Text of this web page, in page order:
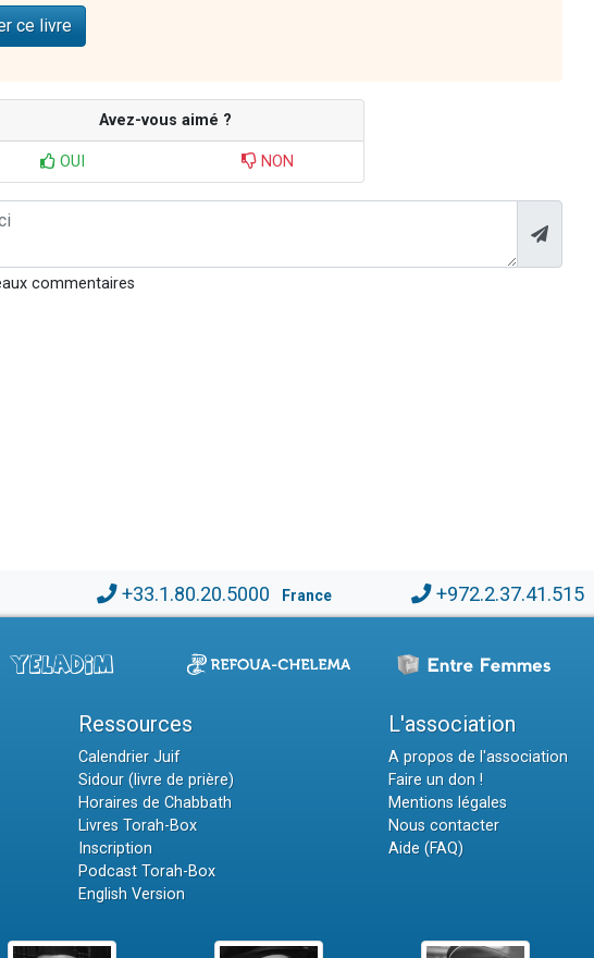
ce livre
Avez-vous aimé ?
OUI NON
commentaires
+33.1.80.20.5000 France +972.2.37.41.515
Ressources
Calendrier Juif
Sidour (livre de prière)
Horaires de Chabbath
Livres Torah-Box
Inscription
Podcast Torah-Box
English Version
L'association
A propos de l'association
Faire un don !
Mentions légales
Nous contacter
Aide (FAQ)